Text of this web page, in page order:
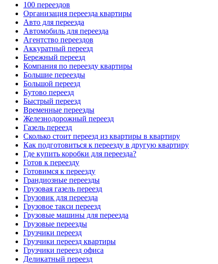
100 переездов
Организация переезда квартиры
Авто для переезда
Автомобиль для переезда
Агентство переездов
Аккуратный переезд
Бережный переезд
Компания по переезду квартиры
Большие переезды
Большой переезд
Бутово переезд
Быстрый переезд
Временные переезды
Железнодорожный переезд
Газель переезд
Сколько стоит переезд из квартиры в квартиру
Как подготовиться к переезду в другую квартиру
Где купить коробки для переезда?
Готов к переезду
Готовимся к переезду
Грандиозные переезды
Грузовая газель переезд
Грузовик для переезда
Грузовое такси переезд
Грузовые машины для переезда
Грузовые переезды
Грузчики переезд
Грузчики переезд квартиры
Грузчики переезд офиса
Деликатный переезд